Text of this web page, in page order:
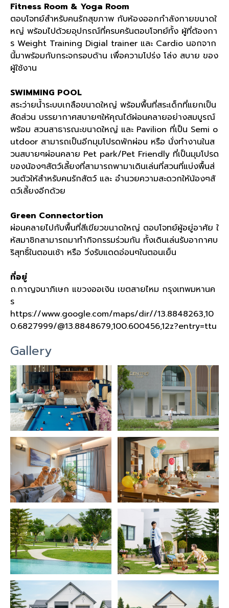
Fitness Room & Yoga Room
ตอบโจทย์สำหรับคนรักสุขภาพ กับห้องออกกำลังกายขนาดใ
หญ่ พร้อมไปด้วยอุปกรณ์ที่ครบครันตอบโจทย์ทั้ง ผู้ที่ต้องกา
ร Weight Training Digial trainer และ Cardio นอกจาก
นี้มาพร้อมกับกระจกรอบด้าน เพื่อความโปร่ง โล่ง สบาย ของ
ผู้ใช้งาน
SWIMMING POOL
สระว่ายน้ำระบบเกลือขนาดใหญ่ พร้อมพื้นที่สระเด็กที่แยกเป็น
สัดส่วน บรรยากาศสบายๆให้คุณได้ผ่อนคลายอย่างสมบูรณ์
พร้อม สวนสาธารณะขนาดใหญ่ และ Pavilion ที่เป็น Semi o
utdoor สามารถเป็นอีกมุมโปรดพักผ่อน หรือ นั่งทำงานในส
วนสบายๆผ่อนคลาย Pet park/Pet Friendly ที่เป็นมุมโปรด
ของน้องๆสัตว์เลี้ยงที่สามารถพามาเดินเล่นที่สวนที่แบ่งพื้นส่
วนตัวให้สำหรับคนรักสัตว์ และ อำนวยความสะดวกให้น้องๆสั
ตว์เลี้ยงอีกด้วย
Green Connectortion
ผ่อนคลายไปกับพื้นที่สีเขียวขนาดใหญ่ ตอบโจทย์ผู้อยู่อาศัย ใ
ห้สมาชิกสามารถมาทำกิจกรรมร่วมกัน ทั้งเดินเล่นรับอากาศบ
ริสุทธิ์ในตอนเช้า หรือ วิ่งรับแดดอ่อนๆในตอนเย็น
ที่อยู่
ถ.กาญจนาภิเษก แขวงออเงิน เขตสายไหม กรุงเทพมหานค
ร
https://www.google.com/maps/dir//13.8848263,10
0.6827999/@13.8848679,100.600456,12z?entry=ttu
Gallery